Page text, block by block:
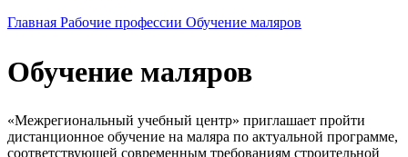
Главная Рабочие профессии Обучение маляров
Обучение маляров
«Межрегиональный учебный центр» приглашает пройти
дистанционное обучение на маляра по актуальной программе,
соответствующей современным требованиям строительной